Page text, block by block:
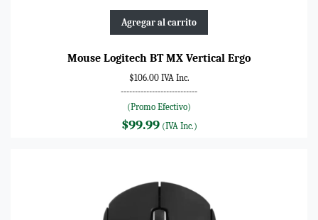
Agregar al carrito
Mouse Logitech BT MX Vertical Ergo
$106.00 IVA Inc.
---------------------------
(Promo Efectivo)
$99.99(IVA Inc.)